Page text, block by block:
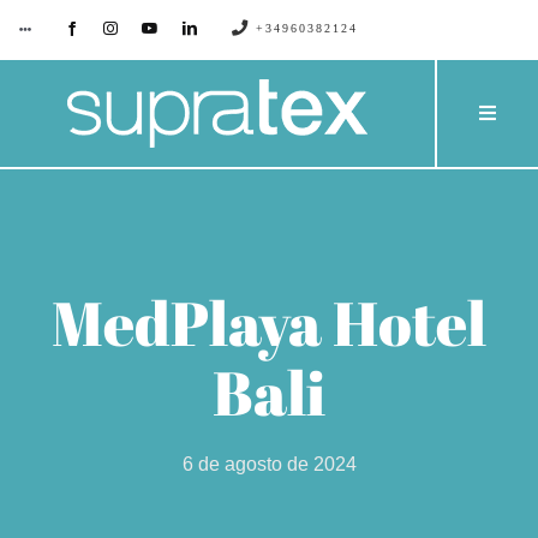
contenido
Toggle
SUPRATEX
EMPRESA
+34960382124
Toggle
MedPlaya Hotel
Bali
6 de agosto de 2024